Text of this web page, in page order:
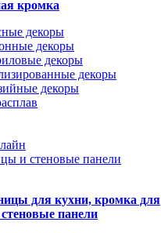
кромка
декоры
декоры
декоры
декоры
декоры
для кухни, кромка для
панели